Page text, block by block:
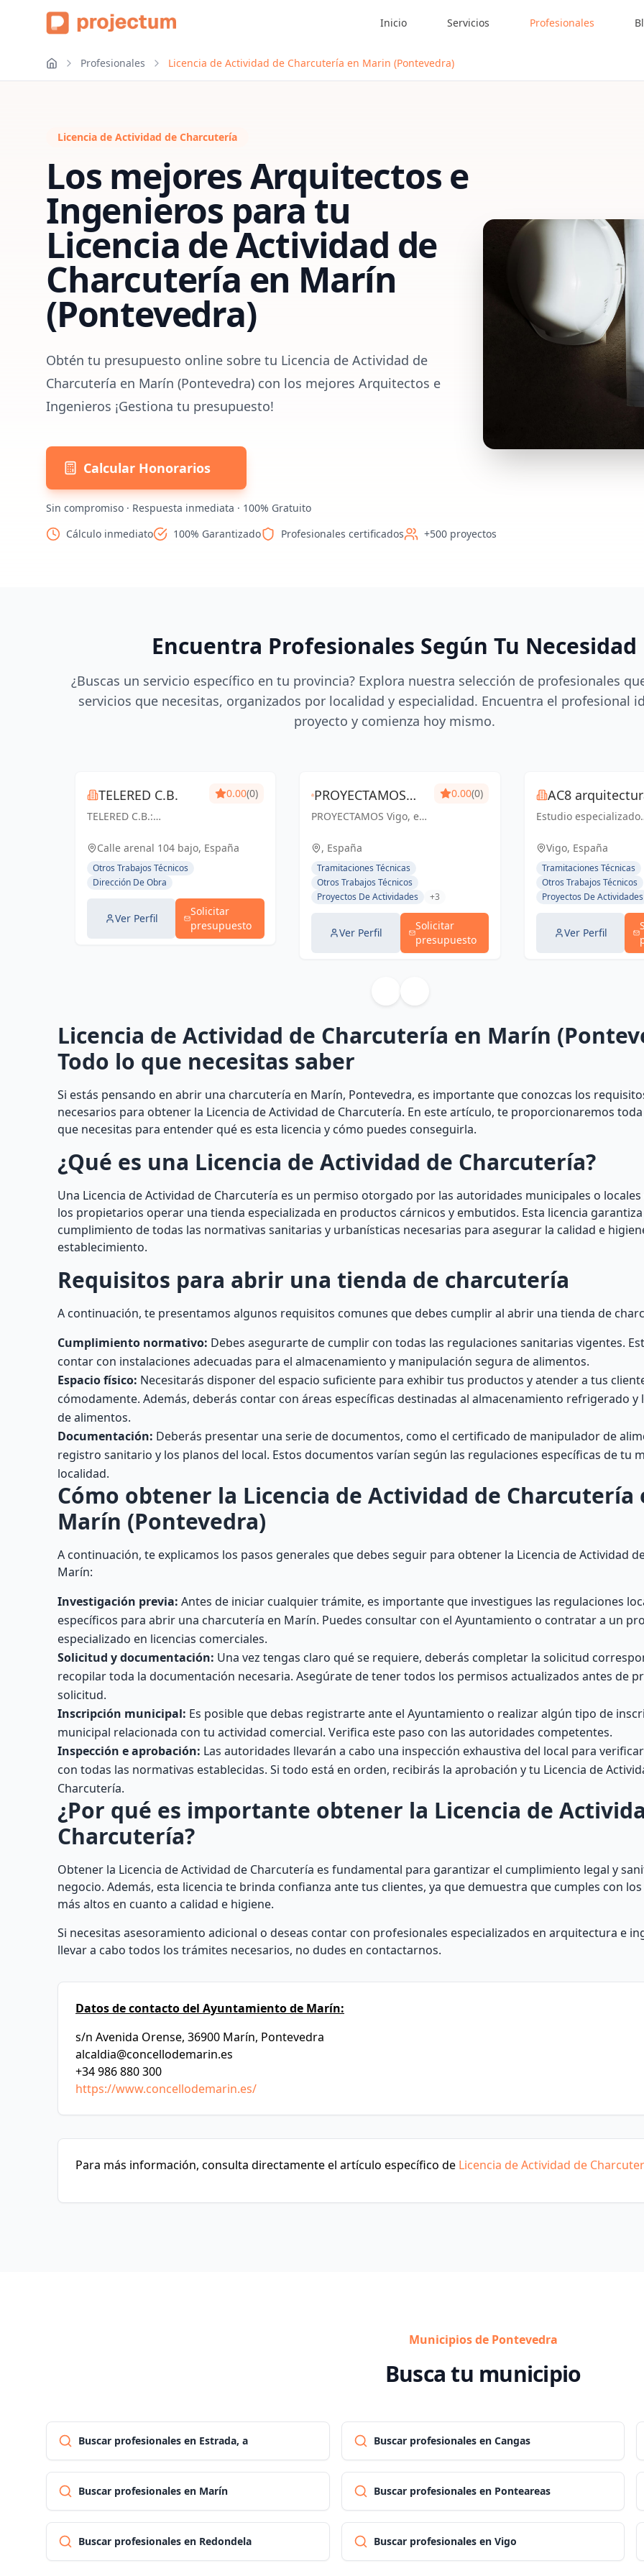
Inicio Servicios Profesionales
Profesionales Licencia de Actividad de Charcutería en Marin (Pontevedra)
Licencia de Actividad de Charcutería
Los mejores Arquitectos e
Ingenieros para tu
Licencia de Actividad de
Charcutería en Marín
(Pontevedra)
Obtén tu presupuesto online sobre tu Licencia de Actividad de
Charcutería en Marín (Pontevedra) con los mejores Arquitectos e
Ingenieros ¡Gestiona tu presupuesto!
Calcular Honorarios
Sin compromiso · Respuesta inmediata · 100% Gratuito
Cálculo inmediato
100% Garantizado Profesionales certificados +500 proyectos
Encuentra Profesionales Según Tu Necesidad
¿Buscas un servicio específico en tu provincia? Explora nuestra selección de profesionales
servicios que necesitas, organizados por localidad y especialidad. Encuentra el profesional
proyecto y comienza hoy mismo.
TELERED C.B.
TELERED C.B.:
telecomunicaciones
conectado. Soluciones
integrales, calidad y
experiencia en Vigo y
Pontevedra.
0.00(0)
Calle arenal 104 bajo, España
Otros Trabajos Técnicos
Dirección De Obra
Ver Perfil
Solicitar
presupuesto
PROYECTAMOS
Vigo - Estudio de
arquitectura,
delineacion y
gestion de obra
PROYECTAMOS Vigo, es
Arquitectura y
Delineación que
también ofrece
servicios para la obra,
creado para dar un
beneficio «integral» a
sus clientes.
0.00(0)
, España
Tramitaciones Técnicas
Otros Trabajos Técnicos
Proyectos De Actividades
+3
Ver Perfil
Solicitar
presupuesto
AC8
Estudio especializado
de locales a vivienda o
apartamento turístico.
Vigo, España
Tramitaciones Técnicas
Otros Trabajos Técnicos
Proyectos De Actividades
Ver Perfil
Licencia de Actividad de Charcutería en Marín
Todo lo que necesitas saber
Si estás pensando en abrir una charcutería en Marín, Pontevedra, es importante que conozcas los
necesarios para obtener la Licencia de Actividad de Charcutería. En este artículo, te proporcionaremos
que necesitas para entender qué es esta licencia y cómo puedes conseguirla.
¿Qué es una Licencia de Actividad de Charcutería?
Una Licencia de Actividad de Charcutería es un permiso otorgado por las autoridades municipales o
los propietarios operar una tienda especializada en productos cárnicos y embutidos. Esta licencia garantiza
cumplimiento de todas las normativas sanitarias y urbanísticas necesarias para asegurar la calidad e
establecimiento.
Requisitos para abrir una tienda de charcutería
A continuación, te presentamos algunos requisitos comunes que debes cumplir al abrir una tienda de
Cumplimiento normativo: Debes asegurarte de cumplir con todas las regulaciones sanitarias vigentes.
contar con instalaciones adecuadas para el almacenamiento y manipulación segura de alimentos.
Espacio físico: Necesitarás disponer del espacio suficiente para exhibir tus productos y atender a tus
cómodamente. Además, deberás contar con áreas específicas destinadas al almacenamiento refrigerado y
de alimentos.
Documentación: Deberás presentar una serie de documentos, como el certificado de manipulador de
registro sanitario y los planos del local. Estos documentos varían según las regulaciones específicas de tu
localidad.
Cómo obtener la Licencia de Actividad de Charcutería
Marín (Pontevedra)
A continuación, te explicamos los pasos generales que debes seguir para obtener la Licencia de Actividad
Marín:
Investigación previa: Antes de iniciar cualquier trámite, es importante que investigues las regulaciones
específicos para abrir una charcutería en Marín. Puedes consultar con el Ayuntamiento o contratar a un
especializado en licencias comerciales.
Solicitud y documentación: Una vez tengas claro qué se requiere, deberás completar la solicitud
recopilar toda la documentación necesaria. Asegúrate de tener todos los permisos actualizados antes de
solicitud.
Inscripción municipal: Es posible que debas registrarte ante el Ayuntamiento o realizar algún tipo de
municipal relacionada con tu actividad comercial. Verifica este paso con las autoridades competentes.
Inspección e aprobación: Las autoridades llevarán a cabo una inspección exhaustiva del local para
con todas las normativas establecidas. Si todo está en orden, recibirás la aprobación y tu Licencia de
Charcutería.
¿Por qué es importante obtener la Licencia de
Charcutería?
Obtener la Licencia de Actividad de Charcutería es fundamental para garantizar el cumplimiento legal y
negocio. Además, esta licencia te brinda confianza ante tus clientes, ya que demuestra que cumples con
más altos en cuanto a calidad e higiene.
Si necesitas asesoramiento adicional o deseas contar con profesionales especializados en arquitectura e
llevar a cabo todos los trámites necesarios, no dudes en contactarnos.
Datos de contacto del Ayuntamiento de Marín:
s/n Avenida Orense, 36900 Marín, Pontevedra
alcaldia@concellodemarin.es
+34 986 880 300
https://www.concellodemarin.es/
Para más información, consulta directamente el artículo específico de Licencia de Actividad de
Municipios de Pontevedra
Busca tu municipio
Buscar profesionales en Estrada, a Buscar profesionales en Cangas
Buscar profesionales en Marín Buscar profesionales en Ponteareas
Buscar profesionales en Redondela Buscar profesionales en Vigo